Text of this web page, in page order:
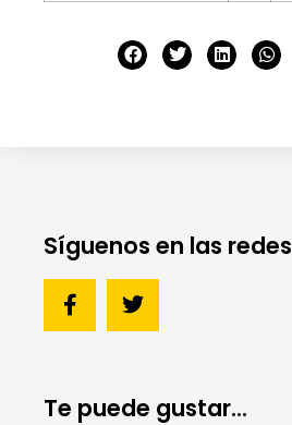
Síguenos en las redes
Te puede gustar...